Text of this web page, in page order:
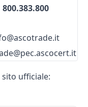
800.383.800
ufficiale: